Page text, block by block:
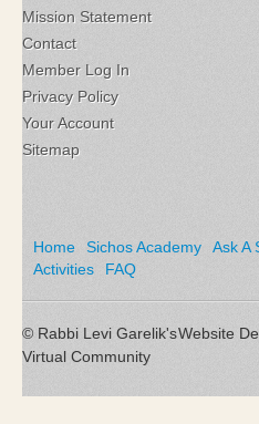
Mission Statement
Contact
Member Log In
Privacy Policy
Your Account
Sitemap
Home Sichos Academy Ask A
Activities
FAQ
Website
© Rabbi Levi Garelik's
Virtual Community